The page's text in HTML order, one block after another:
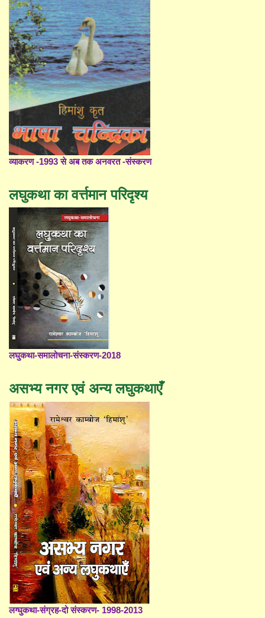
व्याकरण -1993 से अब तक अनवरत -संस्करण
लघुकथा का वर्त्तमान परिदृश्य
लघुकथा-समालोचना-संस्करण-2018
असभ्य नगर एवं अन्य लघुकथाएँ
लग्घुकथा-संग्रह-दो संस्करण- 1998-2013